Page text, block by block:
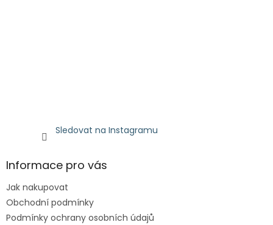
Sledovat na Instagramu
Informace pro vás
Jak nakupovat
Obchodní podmínky
Podmínky ochrany osobních údajů